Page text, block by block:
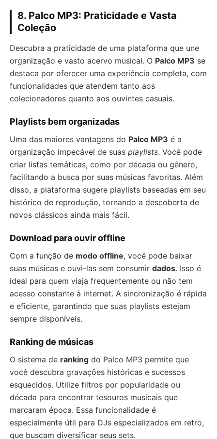
8. Palco MP3: Praticidade e Vasta
Coleção
Descubra a praticidade de uma plataforma que une
organização e vasto acervo musical. O Palco MP3 se
destaca por oferecer uma experiência completa, com
funcionalidades que atendem tanto aos
colecionadores quanto aos ouvintes casuais.
Playlists bem organizadas
Uma das maiores vantagens do Palco MP3 é a
organização impecável de suas playlists. Você pode
criar listas temáticas, como por década ou gênero,
facilitando a busca por suas músicas favoritas. Além
disso, a plataforma sugere playlists baseadas em seu
histórico de reprodução, tornando a descoberta de
novos clássicos ainda mais fácil.
Download para ouvir offline
Com a função de modo offline, você pode baixar
suas músicas e ouvi-las sem consumir dados. Isso é
ideal para quem viaja frequentemente ou não tem
acesso constante à internet. A sincronização é rápida
e eficiente, garantindo que suas playlists estejam
sempre disponíveis.
Ranking de músicas
O sistema de ranking do Palco MP3 permite que
você descubra gravações históricas e sucessos
esquecidos. Utilize filtros por popularidade ou
década para encontrar tesouros musicais que
marcaram época. Essa funcionalidade é
especialmente útil para DJs especializados em retro,
que buscam diversificar seus sets.